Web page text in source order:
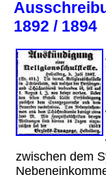
1892 / 1894
zwischen dem